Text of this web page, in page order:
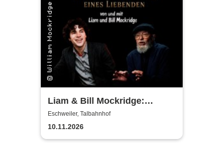
Liam & Bill Mockridge:
STORIES - Geschichten &
Lieder eines Liebenden
Eschweiler, Talbahnhof
10.11.2026